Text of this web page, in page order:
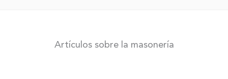
Artículos sobre la masonería